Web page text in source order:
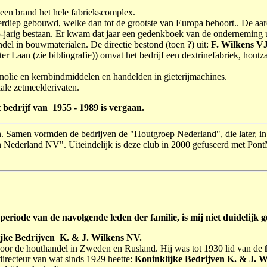
brand het hele fabriekscomplex.
gebouwd, welke dan tot de grootste van Europa behoort.. De
bestaan. Er kwam dat jaar een gedenkboek van de
in bouwmaterialen. De directie bestond (toen ?) uit: F. Wilkens
Laan (zie bibliografie)) omvat het bedrijf een dextrinefabriek,
en kernbindmiddelen en handelden in gieterijmachines.
zetmeelderivaten.
bedrijf van 1955 - 1989 is vergaan.
vormden de bedrijven de "Houtgroep Nederland", die later,
NV". Uiteindelijk is deze club in 2000 gefuseerd met
van de navolgende leden der familie, is mij niet duidelijk
Bedrijven K. & J. Wilkens NV.
de houthandel in Zweden en Rusland. Hij was tot 1930 lid van de
van wat sinds 1929 heette: Koninklijke Bedrijven K. & J.